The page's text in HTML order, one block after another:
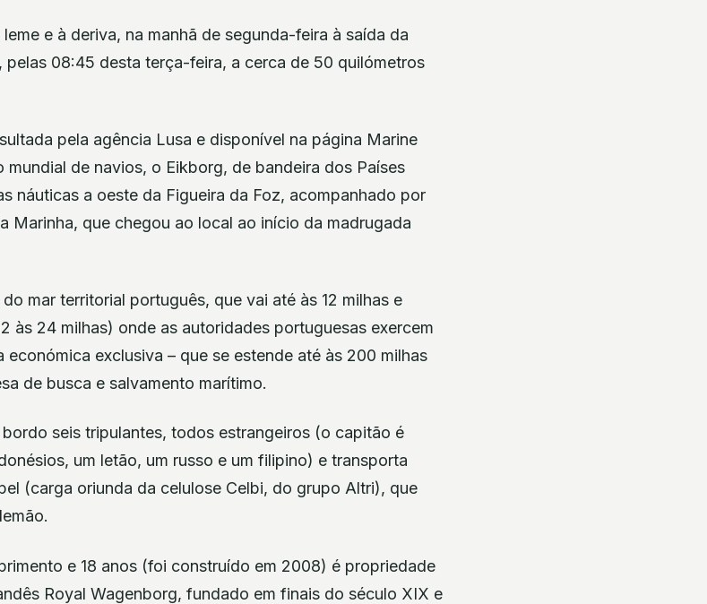
e à deriva, na manhã de segunda-feira à saída da
pelas 08:45 desta terça-feira, a cerca de 50 quilómetros
pela agência Lusa e disponível na página Marine
de navios, o Eikborg, de bandeira dos Países
náuticas a oeste da Figueira da Foz, acompanhado por
Marinha, que chegou ao local ao início da madrugada
mar territorial português, que vai até às 12 milhas e
às 24 milhas) onde as autoridades portuguesas exercem
exclusiva – que se estende até às 200 milhas
de busca e salvamento marítimo.
seis tripulantes, todos estrangeiros (o capitão é
um letão, um russo e um filipino) e transporta
(carga oriunda da celulose Celbi, do grupo Altri), que
e 18 anos (foi construído em 2008) é propriedade
Royal Wagenborg, fundado em finais do século XIX e